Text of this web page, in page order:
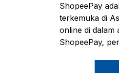
ShopeePay
terkemuka di
online di dalam
ShopeePay,